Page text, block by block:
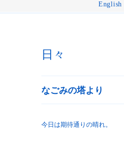
English
日々
なごみの塔より
今日は期待通りの晴れ。